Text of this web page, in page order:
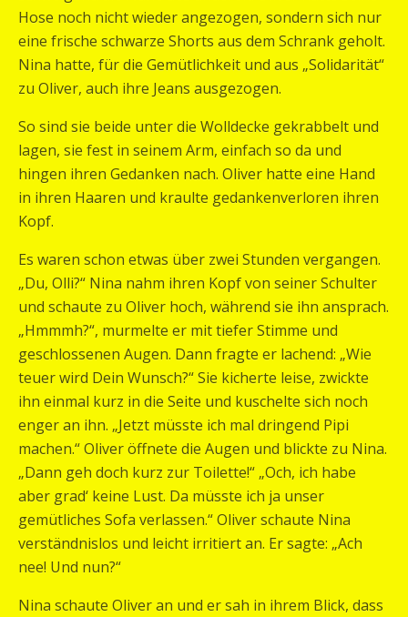
Hose noch nicht wieder angezogen, sondern sich nur
eine frische schwarze Shorts aus dem Schrank geholt.
Nina hatte, für die Gemütlichkeit und aus „Solidarität“
zu Oliver, auch ihre Jeans ausgezogen.
So sind sie beide unter die Wolldecke gekrabbelt und
lagen, sie fest in seinem Arm, einfach so da und
hingen ihren Gedanken nach. Oliver hatte eine Hand
in ihren Haaren und kraulte gedankenverloren ihren
Kopf.
Es waren schon etwas über zwei Stunden vergangen.
„Du, Olli?“ Nina nahm ihren Kopf von seiner Schulter
und schaute zu Oliver hoch, während sie ihn ansprach.
„Hmmmh?“, murmelte er mit tiefer Stimme und
geschlossenen Augen. Dann fragte er lachend: „Wie
teuer wird Dein Wunsch?“ Sie kicherte leise, zwickte
ihn einmal kurz in die Seite und kuschelte sich noch
enger an ihn. „Jetzt müsste ich mal dringend Pipi
machen.“ Oliver öffnete die Augen und blickte zu Nina.
„Dann geh doch kurz zur Toilette!“ „Och, ich habe
aber grad‘ keine Lust. Da müsste ich ja unser
gemütliches Sofa verlassen.“ Oliver schaute Nina
verständnislos und leicht irritiert an. Er sagte: „Ach
nee! Und nun?“
Nina schaute Oliver an und er sah in ihrem Blick, dass